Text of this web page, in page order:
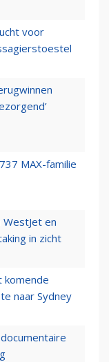
voor
MAX-familie
en
in zicht
komende
naar Sydney